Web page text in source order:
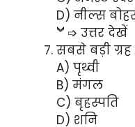
D) नील्स
➩ उत्तर देखें
सबसे बड़ी
A) पृथ्वी
B) मंगल
C) बृहस्पति
D) शनि